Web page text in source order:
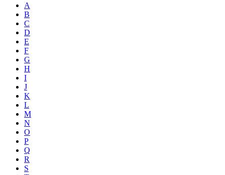
A
B
C
D
E
F
G
H
I
J
K
L
M
N
O
P
Q
R
S